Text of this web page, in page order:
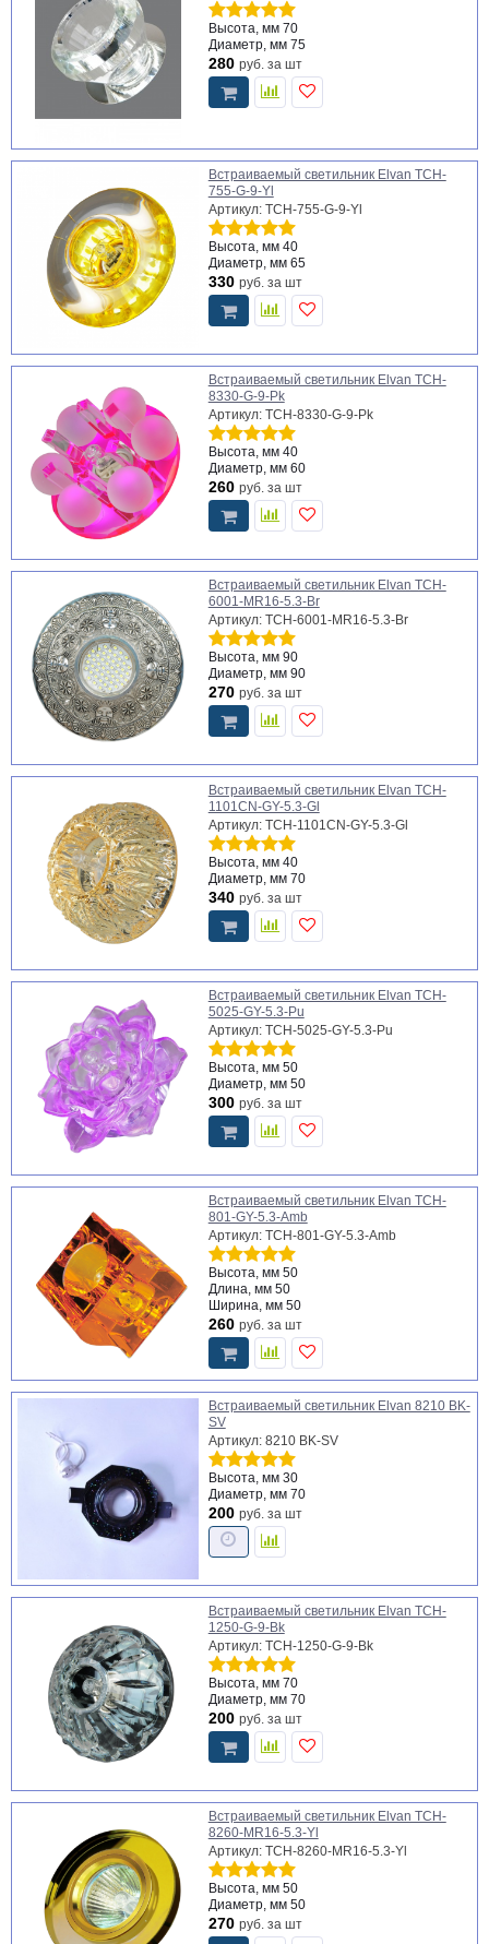
Высота, мм 70
Диаметр, мм 75
280 руб. за шт
Встраиваемый светильник Elvan TCH-
755-G-9-Yl
Артикул: TCH-755-G-9-Yl
Высота, мм 40
Диаметр, мм 65
330 руб. за шт
Встраиваемый светильник Elvan TCH-
8330-G-9-Pk
Артикул: TCH-8330-G-9-Pk
Высота, мм 40
Диаметр, мм 60
260 руб. за шт
Встраиваемый светильник Elvan TCH-
6001-MR16-5.3-Br
Артикул: TCH-6001-MR16-5.3-Br
Высота, мм 90
Диаметр, мм 90
270 руб. за шт
Встраиваемый светильник Elvan TCH-
1101CN-GY-5.3-Gl
Артикул: TCH-1101CN-GY-5.3-Gl
Высота, мм 40
Диаметр, мм 70
340 руб. за шт
Встраиваемый светильник Elvan TCH-
5025-GY-5.3-Pu
Артикул: TCH-5025-GY-5.3-Pu
Высота, мм 50
Диаметр, мм 50
300 руб. за шт
Встраиваемый светильник Elvan TCH-
801-GY-5.3-Amb
Артикул: TCH-801-GY-5.3-Amb
Высота, мм 50
Длина, мм 50
Ширина, мм 50
260 руб. за шт
Встраиваемый светильник Elvan 8210 BK-
SV
Артикул: 8210 BK-SV
Высота, мм 30
Диаметр, мм 70
200 руб. за шт
Встраиваемый светильник Elvan TCH-
1250-G-9-Bk
Артикул: TCH-1250-G-9-Bk
Высота, мм 70
Диаметр, мм 70
200 руб. за шт
Встраиваемый светильник Elvan TCH-
8260-MR16-5.3-Yl
Артикул: TCH-8260-MR16-5.3-Yl
Высота, мм 50
Диаметр, мм 50
270 руб. за шт